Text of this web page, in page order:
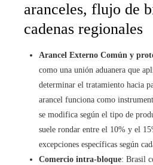
aranceles, flujo de
cadenas regionales
Arancel Externo Común y
como una unión aduanera que
determinar el tratamiento hacia
arancel funciona como
se modifica según el tipo de
suele rondar entre el 10% y el
excepciones específicas según
Comercio intra-bloque: Brasil